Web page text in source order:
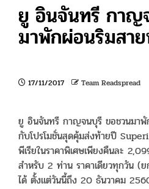
ยู อินจันทรี กาญ
มาพักผ่อนริมสา
17/11/2017 Team Readspread
ยู อินจันทรี กาญจนบุรี ขอชวนมาพั
กับโปรโมชั่นสุดคุ้มส่งท้ายปี
พีเรียในราคาพิเศษเพียงคืนละ
สำหรับ 2 ท่าน ราคาเดียวทุกวัน (ย
ได้ ตั้งแต่วันนี้ถึง 20 ธันวาคม